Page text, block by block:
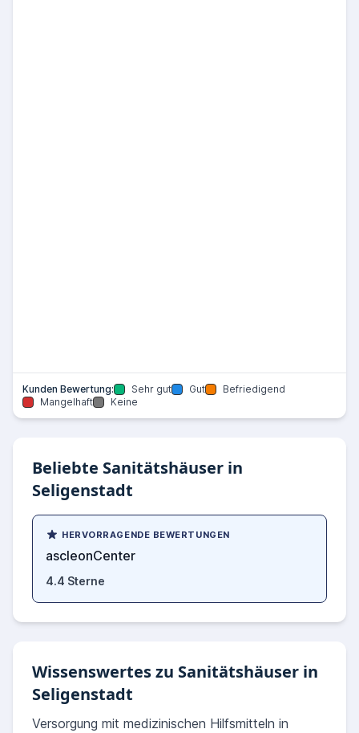
Kunden Bewertung: Sehr gut Gut
Befriedigend
Mangelhaft
Keine
Beliebte Sanitätshäuser in
Seligenstadt
HERVORRAGENDE BEWERTUNGEN
ascleonCenter
4.4 Sterne
Wissenswertes zu Sanitätshäuser in
Seligenstadt
Versorgung mit medizinischen Hilfsmitteln in